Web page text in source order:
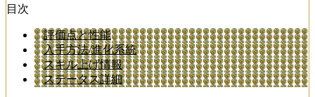
目次
評価点と性能
入手方法/進化系統
スキル上げ情報
ステータス詳細